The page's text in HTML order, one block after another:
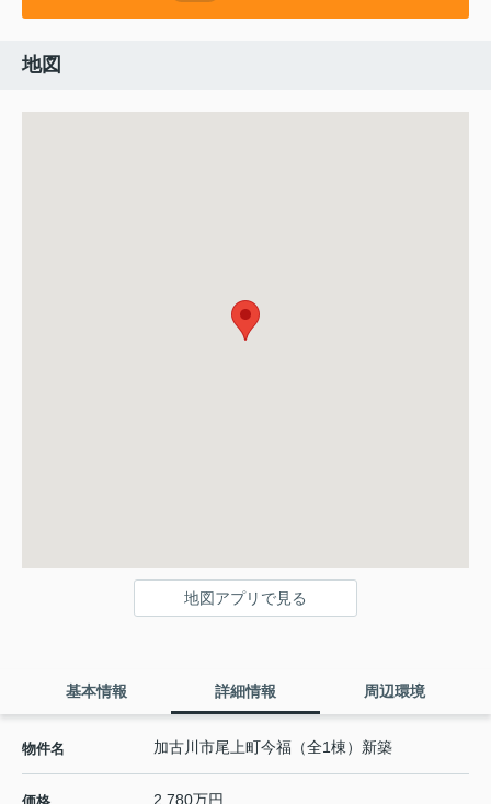
地図
地図アプリで見る
基本情報 詳細情報 周辺環境
物件名 加古川市尾上町今福（全1棟）新築
2,780万円